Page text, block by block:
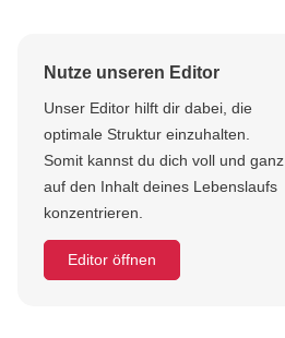
Nutze unseren Editor
Unser Editor hilft dir dabei, die
optimale Struktur einzuhalten.
Somit kannst du dich voll und ganz
auf den Inhalt deines Lebenslaufs
konzentrieren.
Editor öffnen